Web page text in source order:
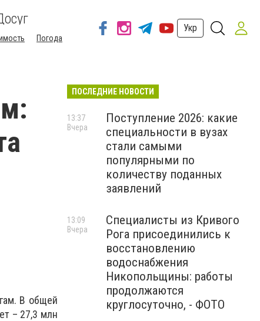
Погода
Укр
В общей
– 27,3 млн
ПОСЛЕДНИЕ НОВОСТИ
Поступление 2026: какие
специальности в вузах
стали самыми
популярными по
количеству поданных
заявлений
13:37
Вчера
Специалисты из Кривого
Рога присоединились к
восстановлению
водоснабжения
Никопольщины: работы
продолжаются
круглосуточно, - ФОТО
13:09
Вчера